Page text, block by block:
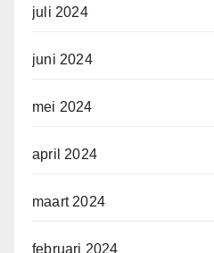
juli 2024
juni 2024
mei 2024
april 2024
maart 2024
februari 2024